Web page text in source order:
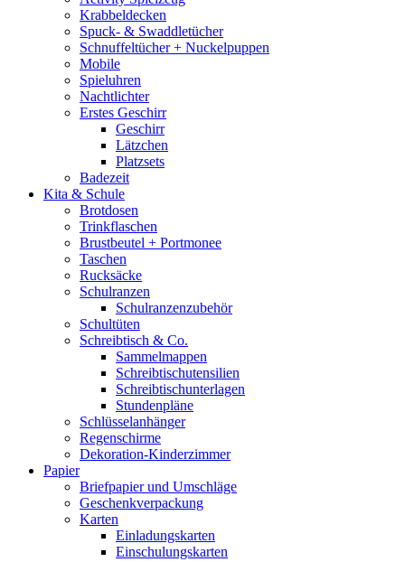
Krabbeldecken
Spuck- & Swaddletücher
Schnuffeltücher + Nuckelpuppen
Mobile
Spieluhren
Nachtlichter
Erstes Geschirr
Geschirr
Lätzchen
Platzsets
Badezeit
Kita & Schule
Brotdosen
Trinkflaschen
Brustbeutel + Portmonee
Taschen
Rucksäcke
Schulranzen
Schulranzenzubehör
Schultüten
Schreibtisch & Co.
Sammelmappen
Schreibtischutensilien
Schreibtischunterlagen
Stundenpläne
Schlüsselanhänger
Regenschirme
Dekoration-Kinderzimmer
Papier
Briefpapier und Umschläge
Geschenkverpackung
Karten
Einladungskarten
Einschulungskarten